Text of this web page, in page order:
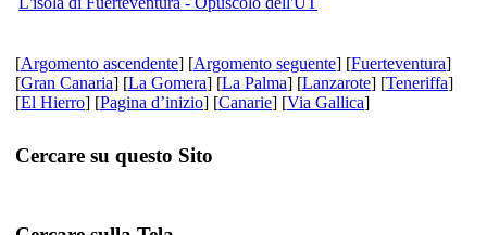
[Argomento ascendente] [Argomento seguente] [Fuerteventura]
[Gran Canaria] [La Gomera] [La Palma] [Lanzarote] [Teneriffa]
[El Hierro] [Pagina d’inizio] [Canarie] [Via Gallica]
Cercare su questo Sito